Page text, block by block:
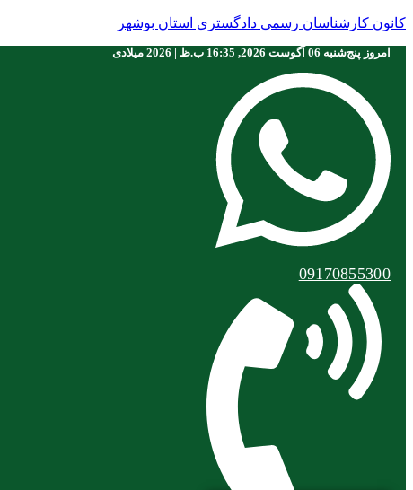
کانون کارشناسان رسمی دادگستری استان بوشهر
امروز پنج‌شنبه 06 آگوست 2026, 16:35 ب.ظ | 2026 ميلادی
09170855300